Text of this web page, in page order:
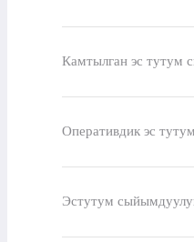
Камтылган эс тутум
Оперативдик эс
Эстутум